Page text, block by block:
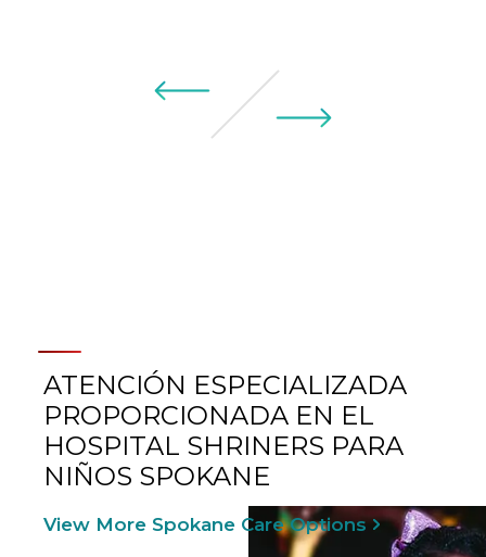
ATENCIÓN ESPECIALIZADA
PROPORCIONADA EN EL
HOSPITAL SHRINERS PARA
NIÑOS SPOKANE
View More Spokane Care Options